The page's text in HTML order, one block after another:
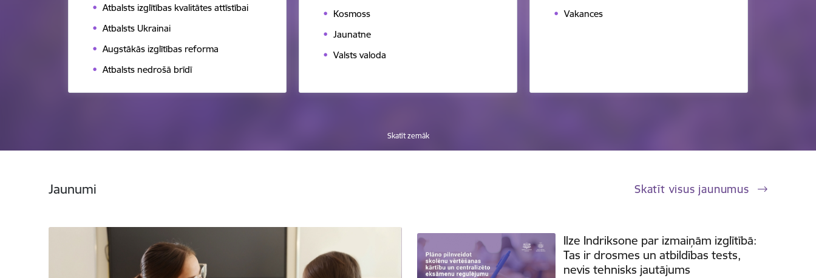
Atbalsts izglītības kvalitātes attīstībai
Atbalsts Ukrainai
Augstākās izglītības reforma
Atbalsts nedrošā brīdī
Kosmoss
Jaunatne
Valsts valoda
Vakances
Skatīt zemāk
Jaunumi Skatīt visus jaunumus
Ilze Indriksone par izmaiņām izglītībā:
Tas ir drosmes un atbildības tests,
nevis tehnisks jautājums